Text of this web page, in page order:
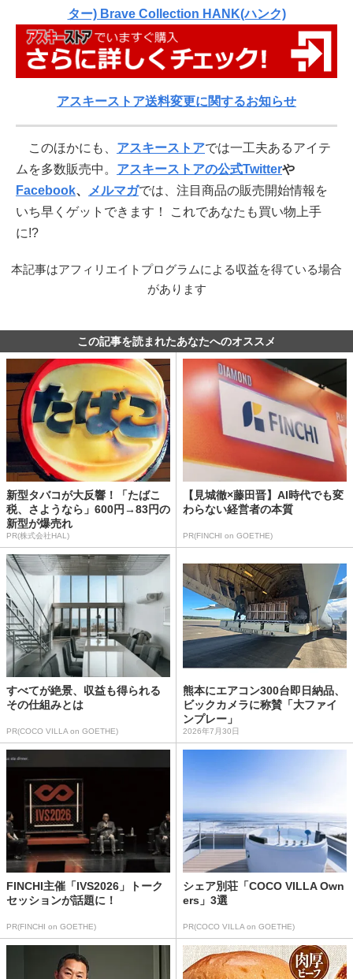
ター) Brave Collection HANK(ハンク)
アスキーストア送料変更に関するお知らせ
このほかにも、 アスキーストアでは一工夫あるアイテ
ムを多数販売中。 アスキーストアの公式Twitterや
Facebook、 メルマガでは、注目商品の販売開始情報を
いち早くゲットできます！ これであなたも買い物上手
に!?
本記事はアフィリエイトプログラムによる収益を得ている場合
があります
この記事を読まれたあなたへのオススメ
新型タバコが大反響！「たばこ
税、さようなら」600円→83円の
新型が爆売れ
PR(株式会社HAL)
【見城徹×藤田晋】AI時代でも変
わらない経営者の本質
PR(FINCHI on GOETHE)
すべてが絶景、収益も得られる
その仕組みとは
PR(COCO VILLA on GOETHE)
熊本にエアコン300台即日納品、
ビックカメラに称賛「大ファイ
ンプレー」
2026年7月30日
FINCHI主催「IVS2026」トーク
セッションが話題に！
PR(FINCHI on GOETHE)
シェア別荘「COCO VILLA Own
ers」3選
PR(COCO VILLA on GOETHE)